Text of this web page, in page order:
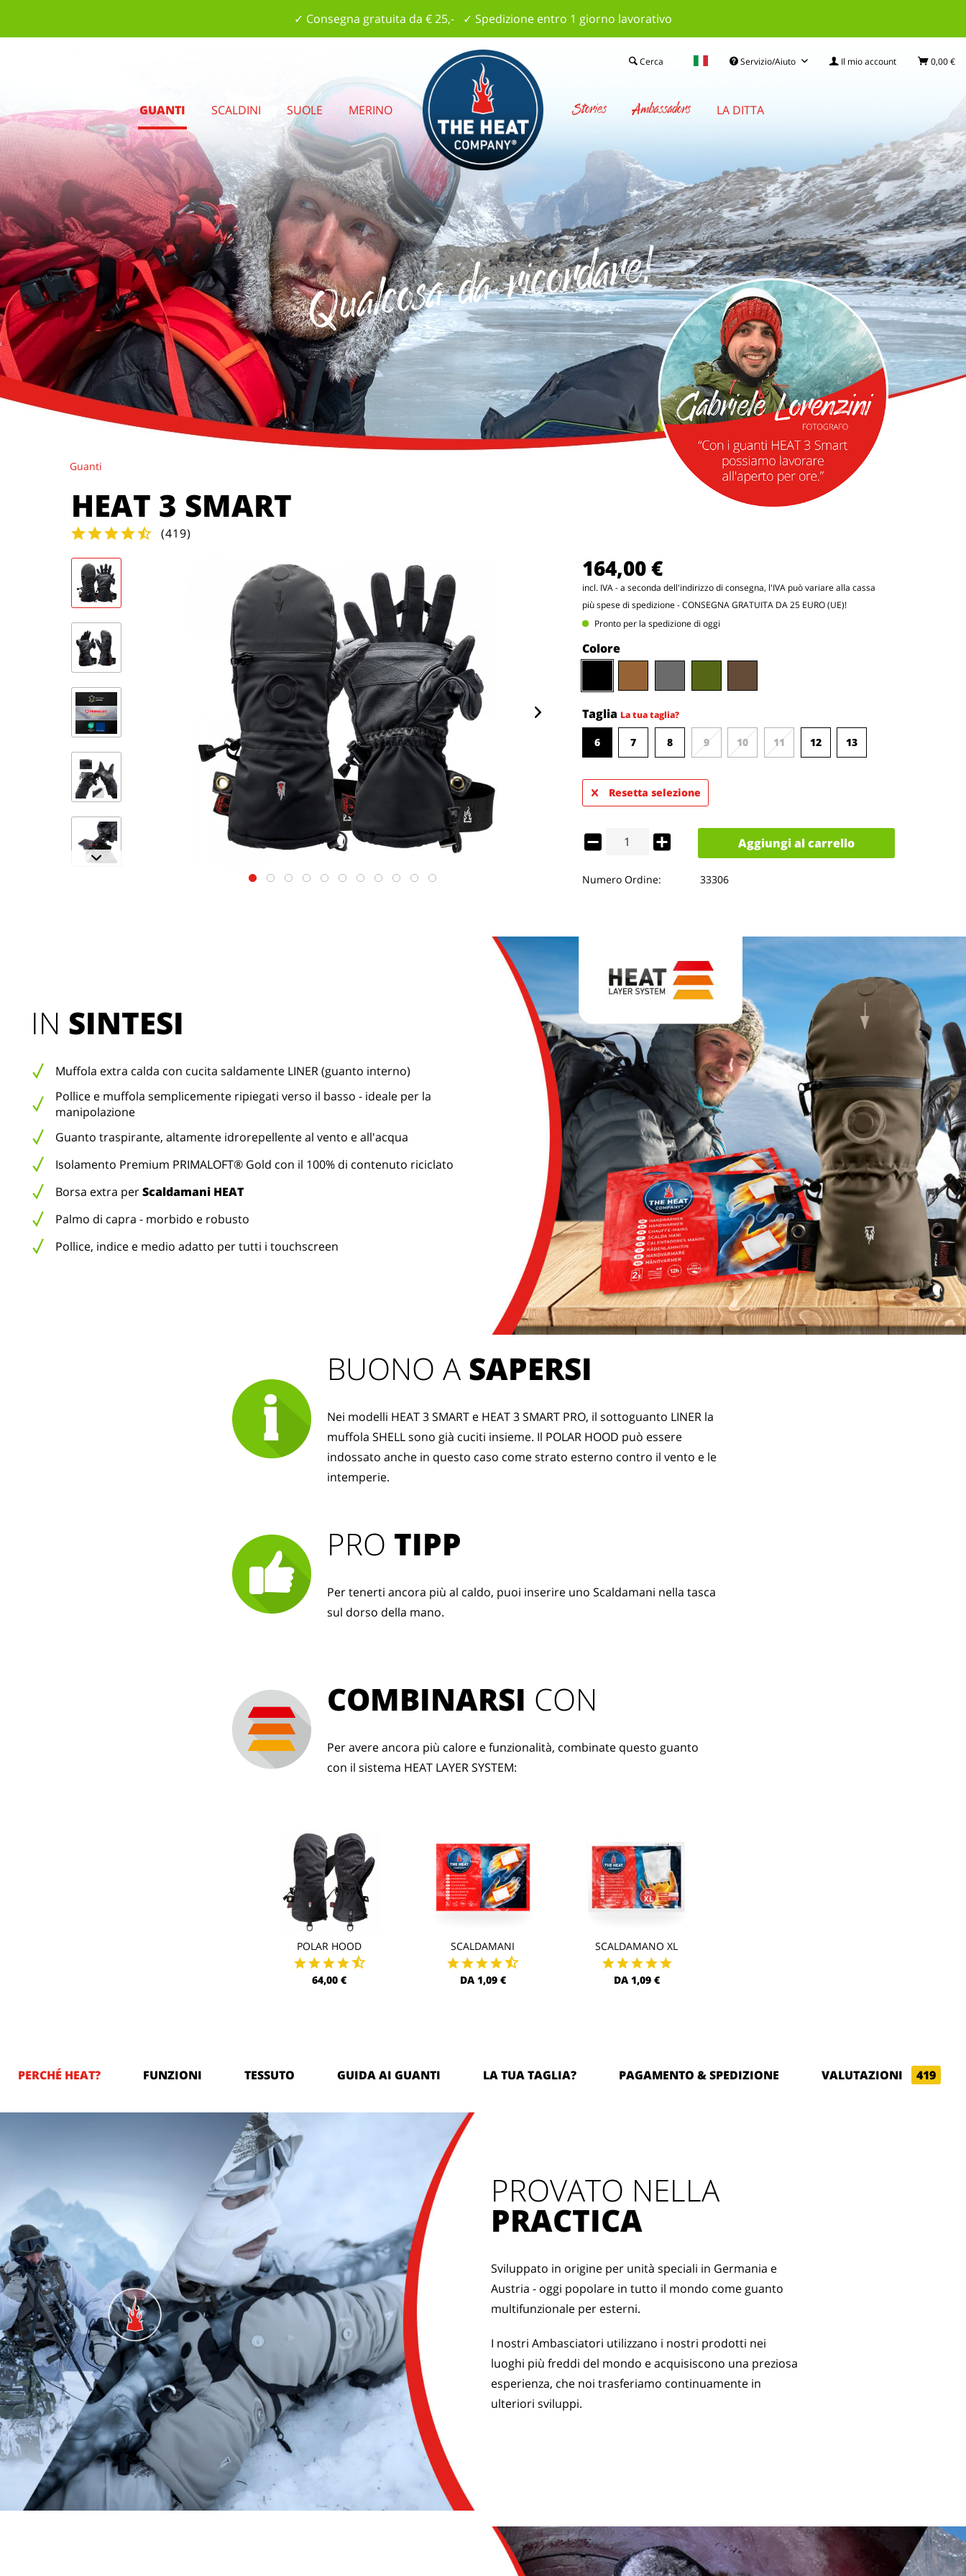
✓ Consegna gratuita da € 25,- ✓ Spedizione entro 1 giorno lavorativo
Qualcosa da ricordare!
Servizio/Aiuto Il mio account 0,00 €
Cerca
GUANTI SCALDINI SUOLE MERINO Stories Ambassadors LA DITTA
Guanti
HEAT 3 SMART
(419)
164,00 €
incl. IVA - a seconda dell'indirizzo di consegna, l'IVA può variare alla cassa
più spese di spedizione- CONSEGNA GRATUITA DA 25 EURO (UE)!
Pronto per la spedizione di oggi
Colore
Taglia La tua taglia?
6 7 8 9 10 11 12 13
Resetta selezione
Aggiungi al carrello
Numero Ordine: 33306
IN SINTESI
Muffola extra calda con cucita saldamente LINER (guanto interno)
Pollice e muffola semplicemente ripiegati verso il basso - ideale per la
manipolazione
Guanto traspirante, altamente idrorepellente al vento e all'acqua
Isolamento Premium PRIMALOFT® Gold con il 100% di contenuto riciclato
Borsa extra perScaldamani HEAT
Palmo di capra - morbido e robusto
Pollice, indice e medio adatto per tutti i touchscreen
PRO TIPP
Per tenerti ancora più al caldo, puoi inserire uno Scaldamani nella tasca
sul dorso della mano.
BUONO A SAPERSI
Nei modelli HEAT 3 SMART e HEAT 3 SMART PRO, il sottoguanto LINER la
muffola SHELL sono già cuciti insieme. Il POLAR HOOD può essere
indossato anche in questo caso come strato esterno contro il vento e le
intemperie.
POLAR HOOD
64,00 €
SCALDAMANI
DA 1,09 €
SCALDAMANO XL
DA 1,09 €
COMBINARSI CON
Per avere ancora più calore e funzionalità, combinate questo guanto
con il sistema HEAT LAYER SYSTEM:
PERCHÉ HEAT? FUNZIONI TESSUTO GUIDA AI GUANTI LA TUA TAGLIA? PAGAMENTO & SPEDIZIONE VALUTAZIONI 419
PROVATO NELLA
PRACTICA
Sviluppato in origine per unità speciali in Germania e
Austria - oggi popolare in tutto il mondo come guanto
multifunzionale per esterni.
I nostri Ambasciatori utilizzano i nostri prodotti nei
luoghi più freddi del mondo e acquisiscono una preziosa
esperienza, che noi trasferiamo continuamente in
ulteriori sviluppi.